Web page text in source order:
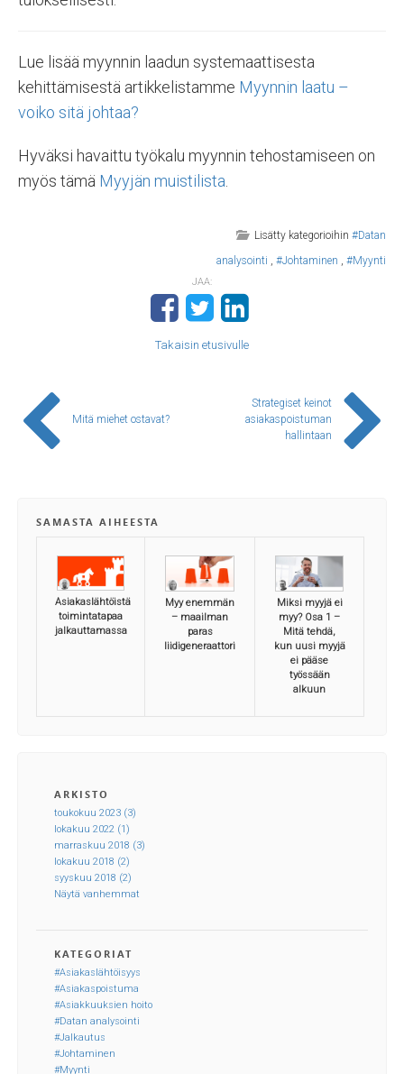
Lue lisää myynnin laadun systemaattisesta
kehittämisestä artikkelistamme Myynnin laatu –
voiko sitä johtaa?
Hyväksi havaittu työkalu myynnin tehostamiseen on
myös tämä Myyjän muistilista.
Lisätty kategorioihin #Datan
analysointi , #Johtaminen , #Myynti
JAA:
Takaisin etusivulle
Mitä miehet ostavat?
Strategiset keinot
asiakaspoistuman
hallintaan
SAMASTA AIHEESTA
Asiakaslähtöistä
toimintatapaa
jalkauttamassa
Myy enemmän
– maailman
paras
liidigeneraattori
Miksi myyjä ei
myy? Osa 1 –
Mitä tehdä,
kun uusi myyjä
ei pääse
työssään
alkuun
ARKISTO
toukokuu 2023 (3)
lokakuu 2022 (1)
marraskuu 2018 (3)
lokakuu 2018 (2)
syyskuu 2018 (2)
Näytä vanhemmat
KATEGORIAT
#Asiakaslähtöisyys
#Asiakaspoistuma
#Asiakkuuksien hoito
#Datan analysointi
#Jalkautus
#Johtaminen
#Myynti